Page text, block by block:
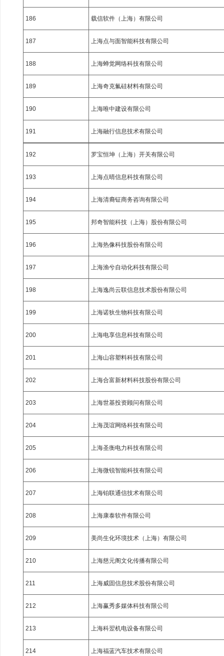
186 载信软件（上海）有限公司
187 上海点与面智能科技有限公司
188 上海蝉觉网络科技有限公司
189 上海奇克氟硅材料有限公司
190 上海唯中建设有限公司
191 上海融行信息技术有限公司
192 罗宝恒坤（上海）开关有限公司
193 上海点晴信息科技有限公司
194 上海清裔钲商务咨询有限公司
195 邦奇智能科技（上海）股份有限公司
196 上海热像科技股份有限公司
197 上海渔兮自动化科技有限公司
198 上海逸尚云联信息技术股份有限公司
199 上海诺狄生物科技有限公司
200 上海电享信息科技有限公司
201 上海山容塑料科技有限公司
202 上海合富新材料科技股份有限公司
203 上海世基投资顾问有限公司
204 上海茂谊网络科技有限公司
205 上海圣衡电力科技有限公司
206 上海微锐智能科技有限公司
207 上海铂联通信技术有限公司
208 上海康泰软件有限公司
209 美尚生化环境技术（上海）有限公司
210 上海慈元阁文化传播有限公司
211 上海威固信息技术股份有限公司
212 上海赢秀多媒体科技有限公司
213 上海科翌机电设备有限公司
214 上海福蓝汽车技术有限公司